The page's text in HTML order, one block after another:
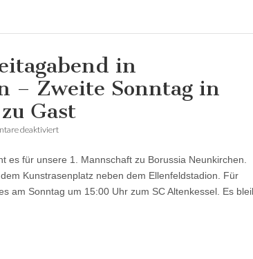
in
– Zweite Sonntag in
Gast
deaktiviertfür
Freitagabend
in
Neunkirchen
–
es für unsere 1. Mannschaft zu Borussia Neunkirchen.
Kunstrasenplatz neben dem Ellenfeldstadion. Für
am Sonntag um 15:00 Uhr zum SC Altenkessel. Es